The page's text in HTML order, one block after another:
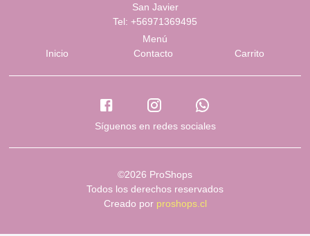
San Javier
Tel: +56971369495
Menú
Inicio
Contacto Carrito
Síguenos en redes sociales
©2026 ProShops
Todos los derechos reservados
Creado por proshops.cl